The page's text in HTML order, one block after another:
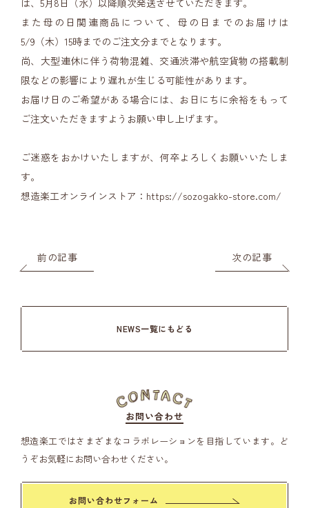
は、5月8日（水）以降順次発送させていただきます。
また母の日関連商品について、母の日までのお届けは
5/9（木）15時までのご注文分までとなります。
尚、大型連休に伴う荷物混雑、交通渋滞や航空貨物の搭載制
限などの影響により遅れが生じる可能性があります。
お届け日のご希望がある場合には、お日にちに余裕をもって
ご注文いただきますようお願い申し上げます。
ご迷惑をおかけいたしますが、何卒よろしくお願いいたしま
す。
想造楽工オンラインストア： https://sozogakko-store.com/
前の記事 次の記事
NEWS一覧にもどる
お問い合わせ
想造楽工ではさまざまなコラボレーションを目指しています。 ど
うぞお気軽にお問い合わせください。
お問い合わせフォーム